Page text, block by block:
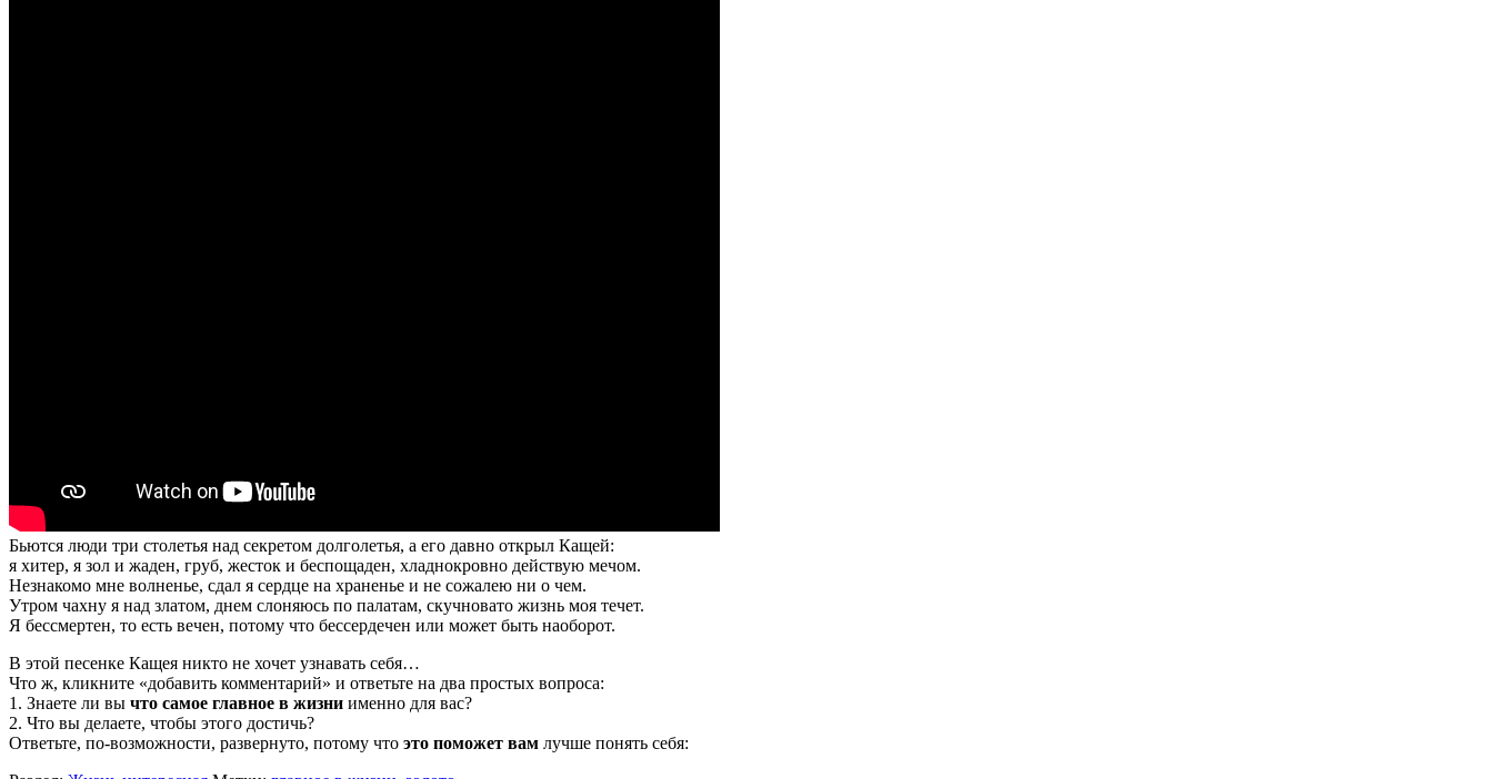
Бьются люди три столетья над секретом долголетья, а его давно открыл Кащей:
я хитер, я зол и жаден, груб, жесток и беспощаден, хладнокровно действую мечом.
Незнакомо мне волненье, сдал я сердце на храненье и не сожалею ни о чем.
Утром чахну я над златом, днем слоняюсь по палатам, скучновато жизнь моя течет.
Я бессмертен, то есть вечен, потому что бессердечен или может быть наоборот.
В этой песенке Кащея никто не хочет узнавать себя…
Что ж, кликните «добавить комментарий» и ответьте на два простых вопроса:
1. Знаете ли вы что самое главное в жизни именно для вас?
2. Что вы делаете, чтобы этого достичь?
Ответьте, по-возможности, развернуто, потому что это поможет вам лучше понять себя: